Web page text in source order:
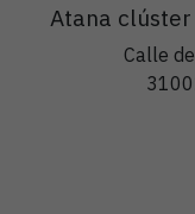
Atana
Calle